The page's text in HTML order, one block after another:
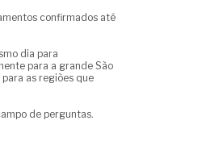
confirmados até
dia para
para a grande São
as regiões que
de perguntas.